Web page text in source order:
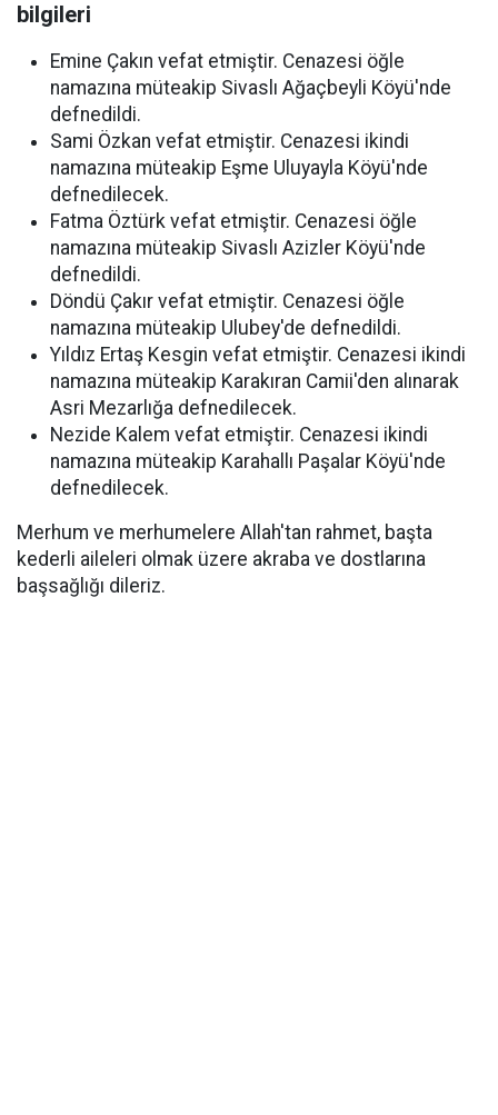
bilgileri
Emine Çakın vefat etmiştir. Cenazesi öğle
namazına müteakip Sivaslı Ağaçbeyli Köyü'nde
defnedildi.
Sami Özkan vefat etmiştir. Cenazesi ikindi
namazına müteakip Eşme Uluyayla Köyü'nde
defnedilecek.
Fatma Öztürk vefat etmiştir. Cenazesi öğle
namazına müteakip Sivaslı Azizler Köyü'nde
defnedildi.
Döndü Çakır vefat etmiştir. Cenazesi öğle
namazına müteakip Ulubey'de defnedildi.
Yıldız Ertaş Kesgin vefat etmiştir. Cenazesi ikindi
namazına müteakip Karakıran Camii'den alınarak
Asri Mezarlığa defnedilecek.
Nezide Kalem vefat etmiştir. Cenazesi ikindi
namazına müteakip Karahallı Paşalar Köyü'nde
defnedilecek.
Merhum ve merhumelere Allah'tan rahmet, başta
kederli aileleri olmak üzere akraba ve dostlarına
başsağlığı dileriz.